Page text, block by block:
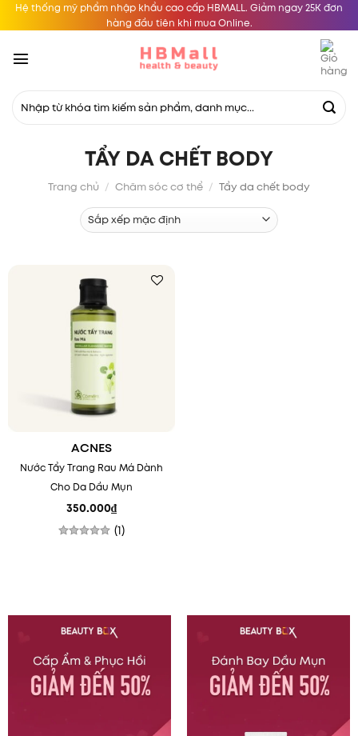
Skip
to
content
Hệ thống mỹ phẩm nhập khẩu cao cấp HBMALL. Giảm ngay 25K đơn
hàng đầu tiên khi mua Online.
Tìm
TẨY DA CHẾT BODY
Trang chủ / Chăm sóc cơ thể / Tẩy da chết body
ACNES
Nước Tẩy Trang Rau Má Dành
Cho Da Dầu Mụn
350.000₫
(1)